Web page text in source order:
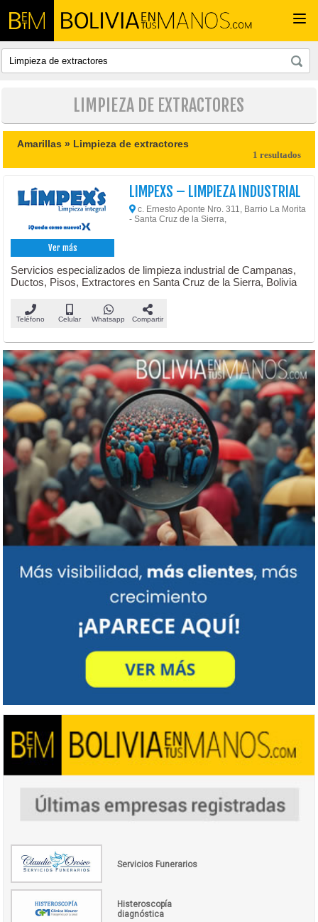
LIMPIEZA DE EXTRACTORES
Amarillas » Limpieza de extractores
1 resultados
Ver más
LIMPEXS – LIMPIEZA INDUSTRIAL
c. Ernesto Aponte Nro. 311, Barrio La Morita
- Santa Cruz de la Sierra,
Servicios especializados de limpieza industrial de Campanas,
Ductos, Pisos, Extractores en Santa Cruz de la Sierra, Bolivia
Teléfono Celular Whatsapp Compartir
Servicios Funerarios
Histeroscopía
diagnóstica